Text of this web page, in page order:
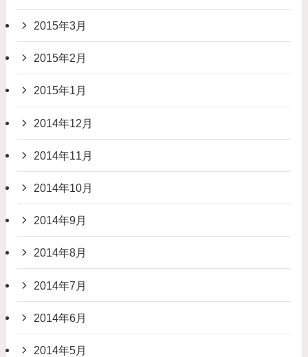
2015年3月
2015年2月
2015年1月
2014年12月
2014年11月
2014年10月
2014年9月
2014年8月
2014年7月
2014年6月
2014年5月